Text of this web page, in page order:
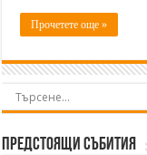
Прочетете още »
Предстоящи събития